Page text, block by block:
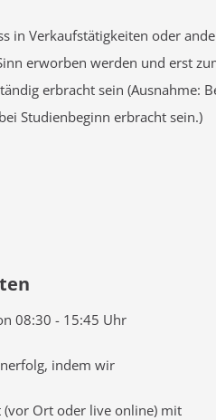
in Verkaufstätigkeiten oder
erworben werden und erst
erbracht sein (Ausnahme:
Studienbeginn erbracht sein.)
08:30 - 15:45 Uhr
indem wir
(vor Ort oder live online) mit